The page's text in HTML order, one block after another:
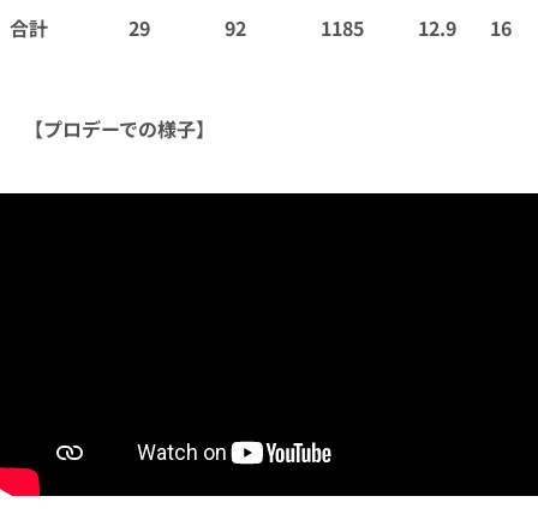
合計 29 92 1185 12.9 16
【プロデーでの様子】